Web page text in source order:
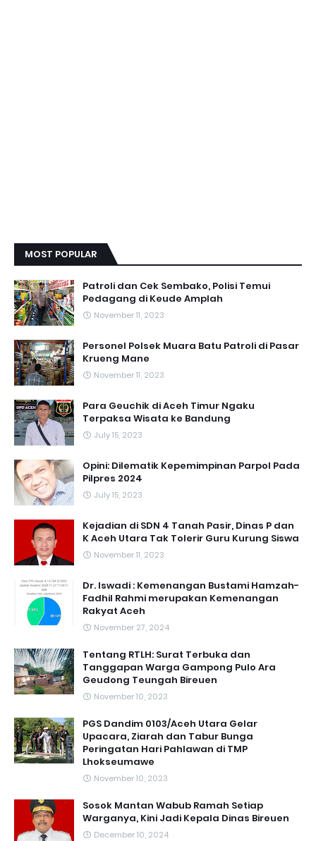
MOST POPULAR
Patroli dan Cek Sembako, Polisi Temui
Pedagang di Keude Amplah
November 11, 2023
Personel Polsek Muara Batu Patroli di Pasar
Krueng Mane
November 11, 2023
Para Geuchik di Aceh Timur Ngaku
Terpaksa Wisata ke Bandung
July 15, 2023
Opini: Dilematik Kepemimpinan Parpol Pada
Pilpres 2024
July 15, 2023
Kejadian di SDN 4 Tanah Pasir, Dinas P dan
K Aceh Utara Tak Tolerir Guru Kurung Siswa
November 11, 2023
Dr. Iswadi : Kemenangan Bustami Hamzah-
Fadhil Rahmi merupakan Kemenangan
Rakyat Aceh
November 27, 2024
Tentang RTLH: Surat Terbuka dan
Tanggapan Warga Gampong Pulo Ara
Geudong Teungah Bireuen
November 10, 2023
PGS Dandim 0103/Aceh Utara Gelar
Upacara, Ziarah dan Tabur Bunga
Peringatan Hari Pahlawan di TMP
Lhokseumawe
November 10, 2023
Sosok Mantan Wabub Ramah Setiap
Warganya, Kini Jadi Kepala Dinas Bireuen
December 10, 2024